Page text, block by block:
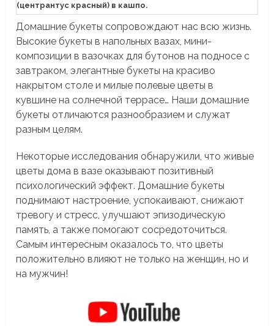
(центрантус красный) в кашпо.
Домашние букеты сопровождают нас всю жизнь.
Высокие букеты в напольных вазах, мини-
композиции в вазочках для бутонов на подносе с
завтраком, элегантные букеты на красиво
накрытом столе и милые полевые цветы в
кувшине на солнечной террасе… Наши домашние
букеты отличаются разнообразием и служат
разным целям.
Некоторые исследования обнаружили, что живые
цветы дома в вазе оказывают позитивный
психологический эффект. Домашние букеты
поднимают настроение, успокаивают, снижают
тревогу и стресс, улучшают эпизодическую
память, а также помогают сосредоточиться.
Самым интересным оказалось то, что цветы
положительно влияют не только на женщин, но и
на мужчин!